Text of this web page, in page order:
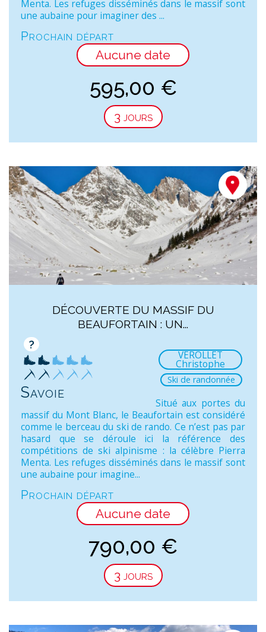
Menta. Les refuges disséminés dans le massif sont
une aubaine pour imaginer des ...
Prochain départ
Aucune date
595,00 €
3 jours
DÉCOUVERTE DU MASSIF DU
BEAUFORTAIN : UN...
?
Savoie
VEROLLET
Christophe
Ski de randonnée
Situé aux portes du
massif du Mont Blanc, le Beaufortain est considéré
comme le berceau du ski de rando. Ce n’est pas par
hasard que se déroule ici la référence des
compétitions de ski alpinisme : la célèbre Pierra
Menta. Les refuges disséminés dans le massif sont
une aubaine pour imagine...
Prochain départ
Aucune date
790,00 €
3 jours